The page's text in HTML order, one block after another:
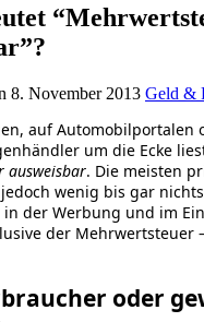
8. November 2013 Geld &
auf Automobilportalen
um die Ecke
ausweisbar. Die meisten
wenig bis gar
der Werbung und im
der Mehrwertsteuer
oder